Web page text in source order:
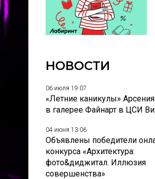
НОВОСТИ
06 июля 19:07
«Летние каникулы»
в галерее Файнарт в ЦСИ
04 июня 13:06
Объявлены победители
конкурса «Архитектура:
фото&диджитал. Иллюзия
совершенства»